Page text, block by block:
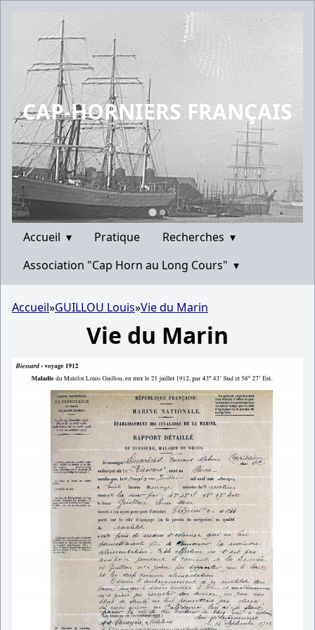
CAP-HORNIERS FRANÇAIS
Accueil ▾ Pratique Recherches ▾
Association "Cap Horn au Long Cours" ▾
Accueil»GUILLOU Louis»Vie du Marin
Vie du Marin